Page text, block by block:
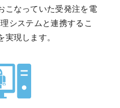
こなっていた受発注を電
システムと連携するこ
実現します。